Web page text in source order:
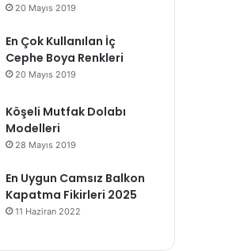
20 Mayıs 2019
En Çok Kullanılan İç
Cephe Boya Renkleri
20 Mayıs 2019
Köşeli Mutfak Dolabı
Modelleri
28 Mayıs 2019
En Uygun Camsız Balkon
Kapatma Fikirleri 2025
11 Haziran 2022